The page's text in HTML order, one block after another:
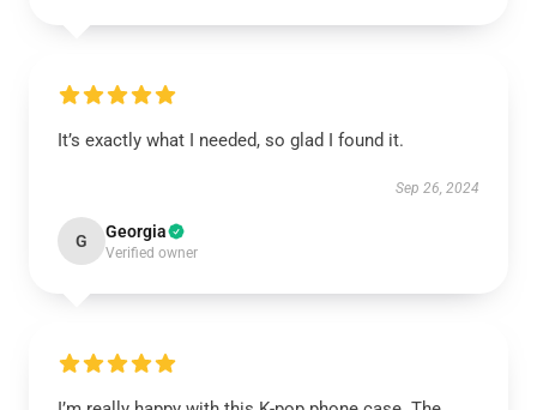
It’s exactly what I needed, so glad I found it.
Sep 26, 2024
G Georgia
Verified owner